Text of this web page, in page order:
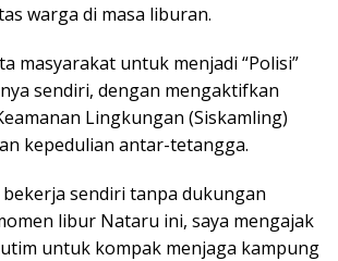
warga di masa liburan.
masyarakat untuk menjadi “Polisi”
sendiri, dengan mengaktifkan
Lingkungan (Siskamling)
kepedulian antar-tetangga.
bekerja sendiri tanpa dukungan
libur Nataru ini, saya mengajak
untuk kompak menjaga kampung